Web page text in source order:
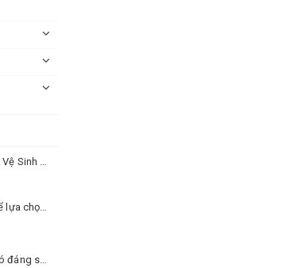
Bảng Giá Thiết Bị Vệ Sinh Caesar Mới Nhất Năm 2026 | Cập Nhật Liên Tục Tại BM8.VN
Tiêu chí để có thể lựa chọn được một chiếc vòi chậu rửa mặt Caesar phù hợp
Sen vòi Caesar có đáng sử dụng hay không?